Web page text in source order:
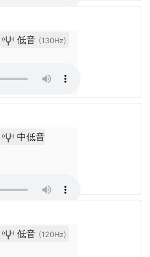
低音 (130Hz)
中低音
低音 (120Hz)